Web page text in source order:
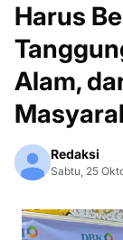
Harus
Alam,
Redaksi
Sabtu, 25